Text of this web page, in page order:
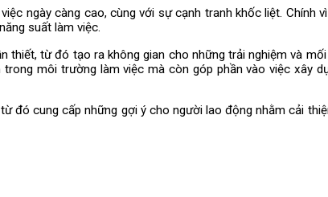
ngày càng cao, cùng với sự cạnh tranh khốc liệt. Chính
suất làm việc.
từ đó tạo ra không gian cho những trải nghiệm và
môi trường làm việc mà còn góp phần vào việc xây
đó cung cấp những gợi ý cho người lao động nhằm cải